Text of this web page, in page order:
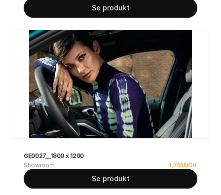
Se produkt
GE0027__1800 x 1200
Showroom
1,755NOK
Se produkt